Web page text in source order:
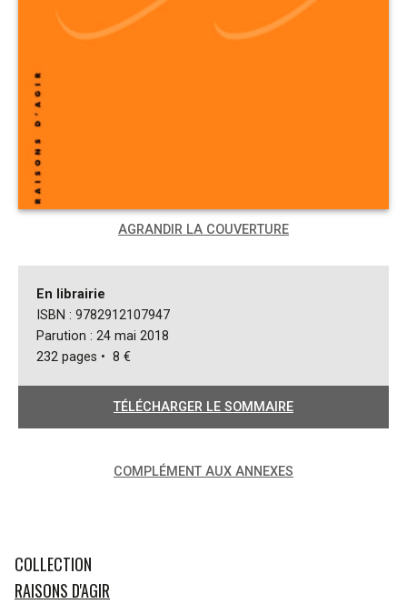
COLLECTION
RAISONS D'AGIR
AGRANDIR LA COUVERTURE
En librairie
ISBN : 9782912107947
Parution : 24 mai 2018
232 pages • 8 €
TÉLÉCHARGER LE SOMMAIRE
COMPLÉMENT AUX ANNEXES